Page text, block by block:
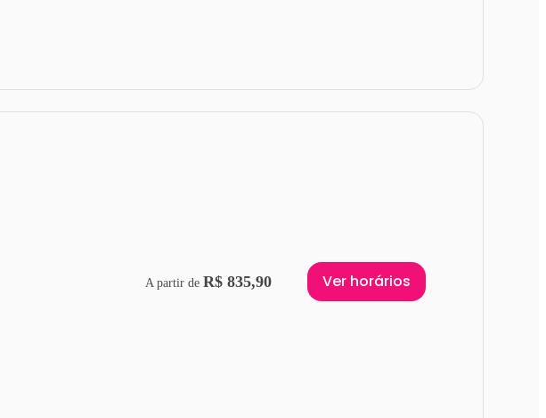
A partir de R$ 835,90 Ver horários